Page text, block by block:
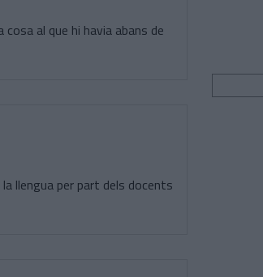
cosa al que hi havia abans de
llengua per part dels docents